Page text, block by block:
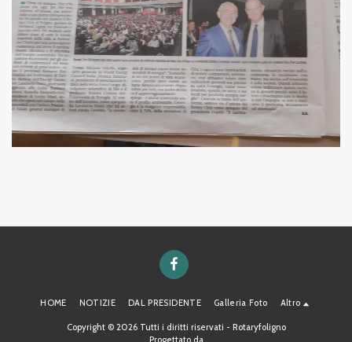
HOME NOTIZIE DAL PRESIDENTE Galleria Foto Altro
Copyright © 2026 Tutti i diritti riservati - Rotaryfoligno